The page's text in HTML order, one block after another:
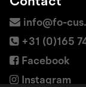
info@fo-
+31 (0)165
Facebook
Instagram